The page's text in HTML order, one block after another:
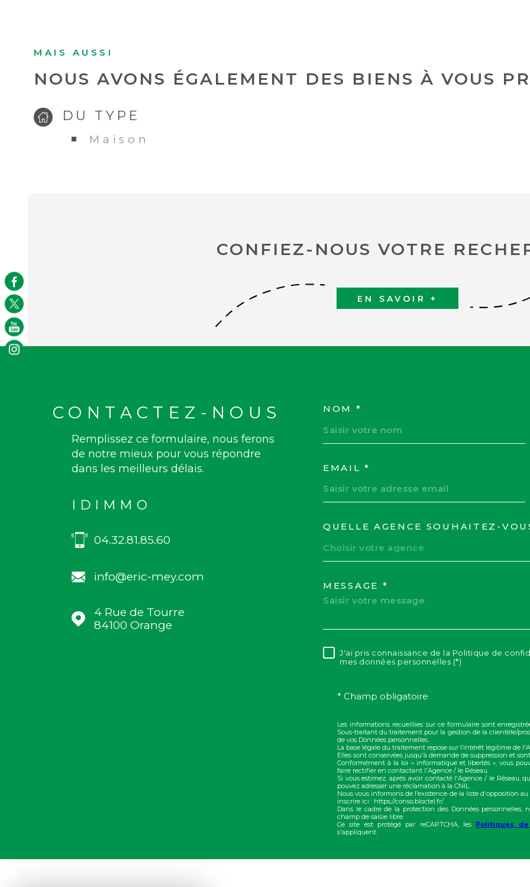
MAIS AUSSI
NOUS AVONS ÉGALEMENT DES BIENS À VOUS
DU TYPE
Maison
CONFIEZ-NOUS VOTRE
EN SAVOIR +
CONTACTEZ-NOUS
Remplissez ce formulaire, nous ferons
de notre mieux pour vous répondre
dans les meilleurs délais.
IDIMMO
04.32.81.85.60
info@eric-mey.com
4 Rue de Tourre
84100
Orange
NOM *
EMAIL *
QUELLE AGENCE SOUHAITEZ-
Choisir votre agence
MESSAGE *
RÈGLEMENTATION
J'ai pris connaissance de la Politique de
mes données personnelles (*)
* Champ obligatoire
Les informations recueillies sur ce formulaire sont
Sous-traitant du traitement pour la gestion de la clientèle/
de vos Données personnelles.
La base légale du traitement repose sur l’intérêt légitime de
Elles sont conservées jusqu'à demande de suppression et
Conformément à la loi « informatique et libertés », vous
faire rectifier en contactant l'Agence / le Réseau.
Si vous estimez, après avoir contacté l'Agence / le Réseau,
pouvez adresser une réclamation à la CNIL.
Nous vous informons de l’existence de la liste d'opposition
inscrire ici : https://conso.bloctel.fr/
Dans le cadre de la protection des Données
champ de saisie libre
Ce site est protégé par reCAPTCHA, les Politiques
s'appliquent.